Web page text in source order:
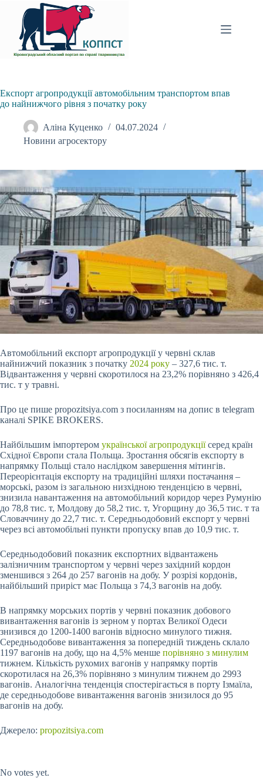
вмісту
Експорт агропродукції автомобільним транспортом впав
до найнижчого рівня з початку року
Аліна Куценко
04.07.2024
Новини агросектору
Автомобільний експорт агропродукції у червні склав
найнижчий показник з початку 2024 року – 327,6 тис. т.
Відвантаження у червні скоротилося на 23,2% порівняно з 426,4
тис. т у травні.
Про це пише propozitsiya.com з посиланням на допис в telegram
каналі SPIKE BROKERS.
Найбільшим імпортером української агропродукціїсеред країн
Східної Європи стала Польща. Зростання обсягів експорту в
напрямку Польщі стало наслідком завершення мітингів.
Переорієнтація експорту на традиційні шляхи постачання –
морські, разом із загальною низхідною тенденцією в червні,
знизила навантаження на автомобільний коридор через Румунію
до 78,8 тис. т, Молдову до 58,2 тис. т, Угорщину до 36,5 тис. т та
Словаччину до 22,7 тис. т. Середньодобовий експорт у червні
через всі автомобільні пункти пропуску впав до 10,9 тис. т.
Cередньодобовий показник експортних відвантажень
залізничним транспортом у червні через західний кордон
зменшився з 264 до 257 вагонів на добу. У розрізі кордонів,
найбільший приріст має Польща з 74,3 вагонів на добу.
В напрямку морських портів у червні показник добового
вивантаження вагонів із зерном у портах Великої Одеси
знизився до 1200-1400 вагонів відносно минулого тижня.
Середньодобове вивантаження за попередній тиждень склало
1197 вагонів на добу, що на 4,5% менше порівняно з минулим
тижнем. Кількість рухомих вагонів у напрямку портів
скоротилася на 26,3% порівняно з минулим тижнем до 2993
вагонів. Аналогічна тенденція спостерігається в порту Ізмаїла,
де середньодобове вивантаження вагонів знизилося до 95
вагонів на добу.
Джерело: propozitsiya.com
No votes yet.